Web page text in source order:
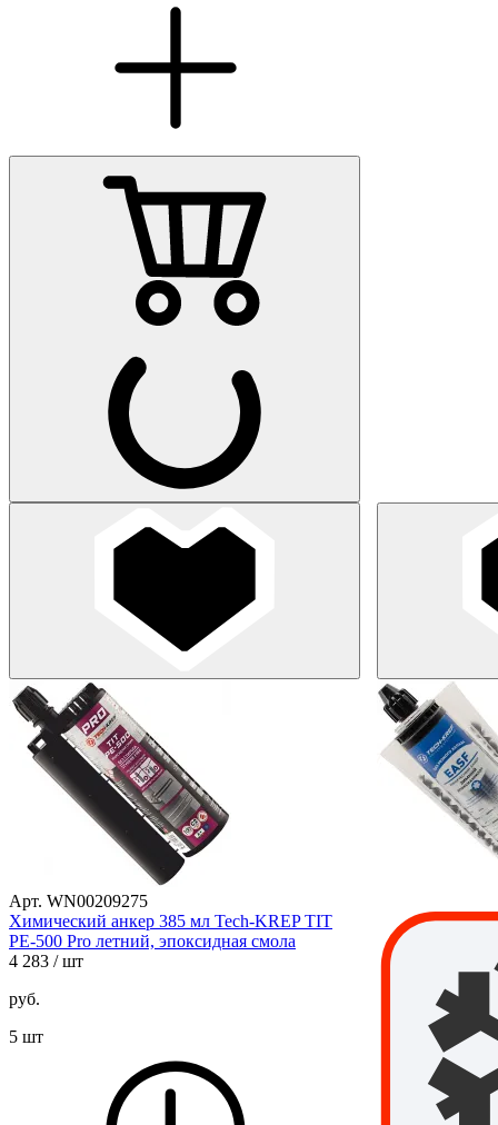
Арт. WN00209275
Химический анкер 385 мл Tech-KREP TIT
PE-500 Pro летний, эпоксидная смола
4 283 / шт
руб.
5 шт